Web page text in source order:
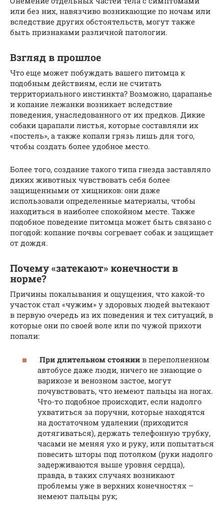
или без них, навязчиво возникающие по ночам или
вследствие других обстоятельств, могут также
быть признаками различной патологии.
Взгляд в прошлое
Что еще может побуждать вашего питомца к
подобным действиям, если не считать
территориального инстинкта? Возможно, царапанье
и копание лежанки возникает вследствие
поведения, унаследованного от их предков. Дикие
собаки царапали листья, которые составляли их
«постель», а также копали грязь лишь для того,
чтобы создать более удобное место.
Более того, создание такого типа гнезда заставляло
диких животных чувствовать себя более
защищенными от хищников: они даже
использовали определенные материалы, чтобы
находиться в наиболее спокойном месте. Также
подобное поведение питомца может быть связано с
погодой: копание почвы согревает собак и защищает
от дождя.
Почему «затекают» конечности в
норме?
Причины покалывания и ощущения, что какой-то
участок стал «чужим» у здоровых людей вытекают
в первую очередь из их поведения и тех ситуаций, в
которые они по своей воле или по чужой прихоти
попали:
При длительном стоянии в переполненном
автобусе даже люди, ничего не знающие о
варикозе и венозном застое, могут
почувствовать, что немеют пальцы на ногах.
Что-то подобное происходит, если надолго
ухватиться за поручни, которые находятся
на достаточном удалении (приходится
дотягиваться), держать телефонную трубку,
часами не меняя ухо и руку, или попытаться
повесить шторы под потолком (руки надолго
задерживаются выше уровня сердца),
правда, в таких случаях возникают
проблемы уже в верхних конечностях –
немеют пальцы рук;